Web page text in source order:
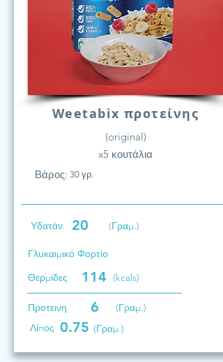
Weetabix προτείνης
(original)
x5 κουτάλια
Βάρος: 30 γρ.
Υδατάν. 20 (Γραμ.)
Γλυκαιμικό Φορτίο
Θερμίδες
114 (kcals)
Προτεινη 6
(Γραμ.)
Λίπος 0.75 (Γραμ.)